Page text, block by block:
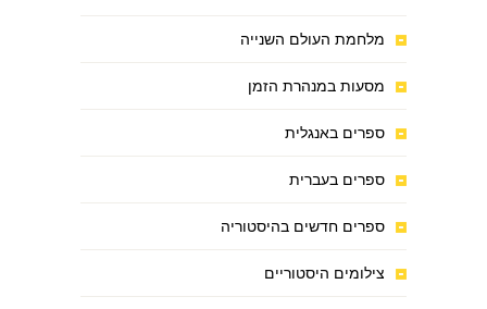
מלחמת העולם השנייה
מסעות במנהרת הזמן
ספרים באנגלית
ספרים בעברית
ספרים חדשים בהיסטוריה
צילומים היסטוריים